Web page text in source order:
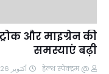
और माइग्रेन की
समस्याएं बढ़ी
@ हेल्थ स्पेक्ट्रम أكتوبر 26, 2019